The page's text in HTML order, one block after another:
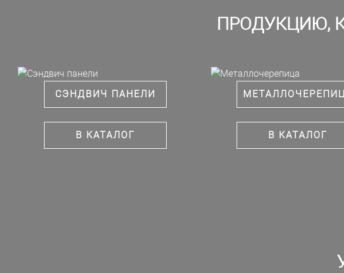
ПРОДУКЦИЮ,
СЭНДВИЧ ПАНЕЛИ
В КАТАЛОГ В КАТАЛОГ